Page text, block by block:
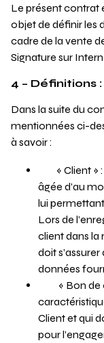
Le présent contrat
objet de définir les
cadre de la vente
Signature sur
4 – Définitions :
Dans la suite du
mentionnées ci-
à savoir :
« Client » :
âgée d’au
lui
Lors de
client dans la
doit
données
« Bon de
Client et qui
pour